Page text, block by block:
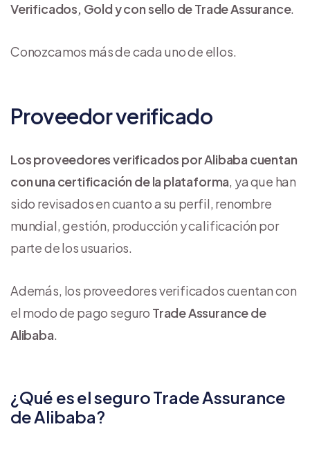
Verificados, Gold y con sello de Trade Assurance.
Conozcamos más de cada uno de ellos.
Proveedor verificado
Los proveedores verificados por Alibaba cuentan
con una certificación de la plataforma, ya que han
sido revisados en cuanto a su perfil, renombre
mundial, gestión, producción y calificación por
parte de los usuarios.
Además, los proveedores verificados cuentan con
el modo de pago seguro Trade Assurance de
Alibaba.
¿Qué es el seguro Trade Assurance
de Alibaba?